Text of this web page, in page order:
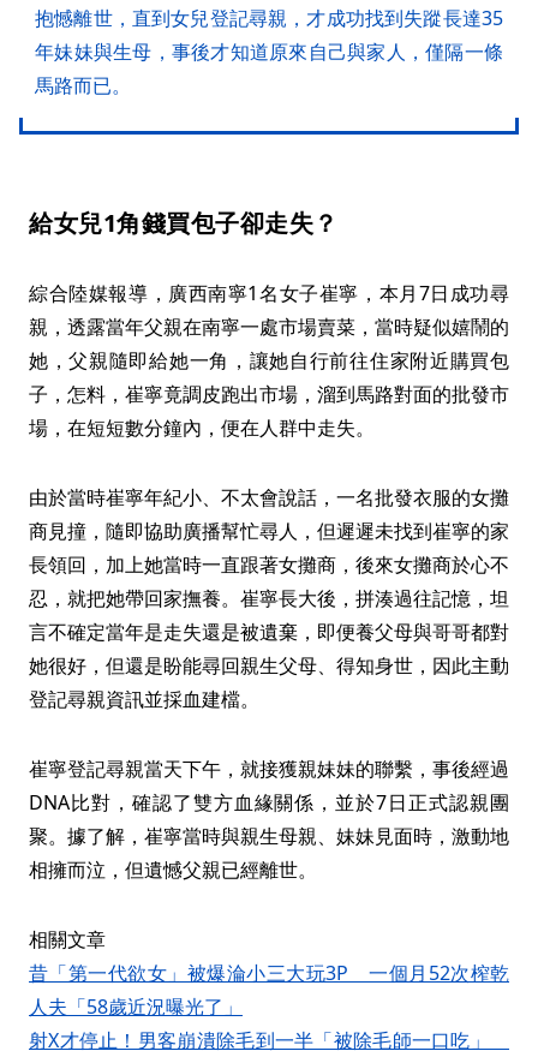
抱憾離世，直到女兒登記尋親，才成功找到失蹤長達35
年妹妹與生母，事後才知道原來自己與家人，僅隔一條
馬路而已。
給女兒1角錢買包子卻走失？
綜合陸媒報導，廣西南寧1名女子崔寧，本月7日成功尋
親，透露當年父親在南寧一處市場賣菜，當時疑似嬉鬧的
她，父親隨即給她一角，讓她自行前往住家附近購買包
子，怎料，崔寧竟調皮跑出市場，溜到馬路對面的批發市
場，在短短數分鐘內，便在人群中走失。
由於當時崔寧年紀小、不太會說話，一名批發衣服的女攤
商見撞，隨即協助廣播幫忙尋人，但遲遲未找到崔寧的家
長領回，加上她當時一直跟著女攤商，後來女攤商於心不
忍，就把她帶回家撫養。崔寧長大後，拼湊過往記憶，坦
言不確定當年是走失還是被遺棄，即便養父母與哥哥都對
她很好，但還是盼能尋回親生父母、得知身世，因此主動
登記尋親資訊並採血建檔。
崔寧登記尋親當天下午，就接獲親妹妹的聯繫，事後經過
DNA比對，確認了雙方血緣關係，並於7日正式認親團
聚。據了解，崔寧當時與親生母親、妹妹見面時，激動地
相擁而泣，但遺憾父親已經離世。
相關文章
昔「第一代欲女」被爆淪小三大玩3P 一個月52次榨乾
人夫「58歲近況曝光了」
射X才停止！男客崩潰除毛到一半「被除毛師一口吃」